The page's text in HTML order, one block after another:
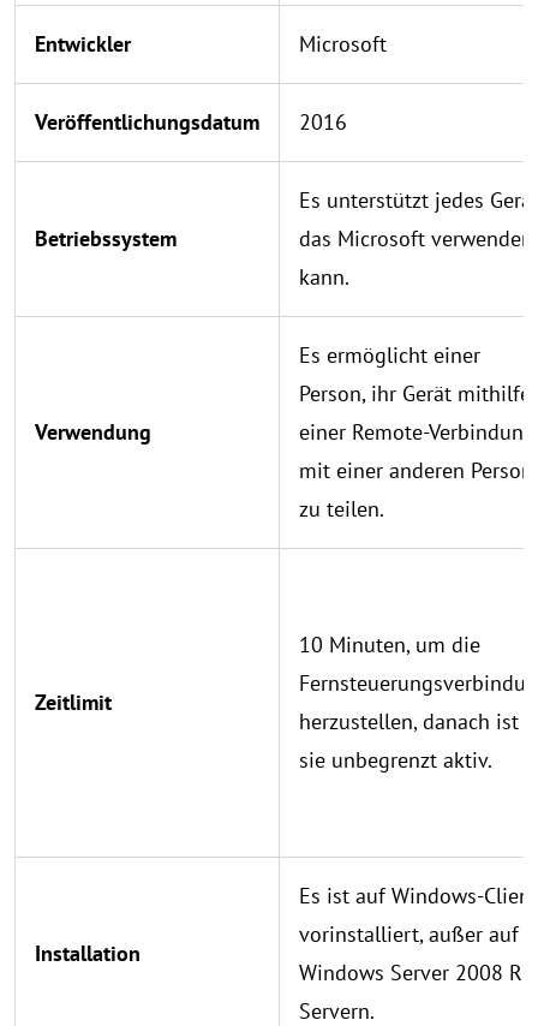
Entwickler Microsoft
Veröffentlichungsdatum 2016
Betriebssystem
Es unterstützt jedes
das Microsoft verwenden
kann.
Verwendung
Es ermöglicht einer
Person, ihr Gerät mithilfe
einer Remote-Verbindung
mit einer anderen Person
zu teilen.
Zeitlimit
10 Minuten, um die
herzustellen, danach ist
sie unbegrenzt aktiv.
Installation
Es ist auf Windows-
vorinstalliert, außer auf
Windows Server 2008
Servern.